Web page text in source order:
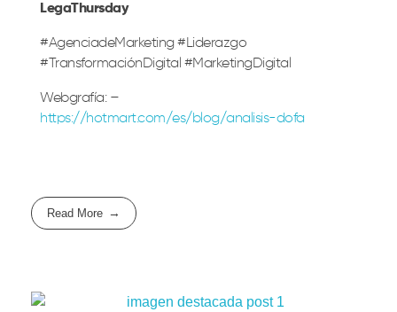
LegaThursday
#AgenciadeMarketing #Liderazgo
#TransformaciónDigital #MarketingDigital
Webgrafía: –
https://hotmart.com/es/blog/analisis-dofa
Read More